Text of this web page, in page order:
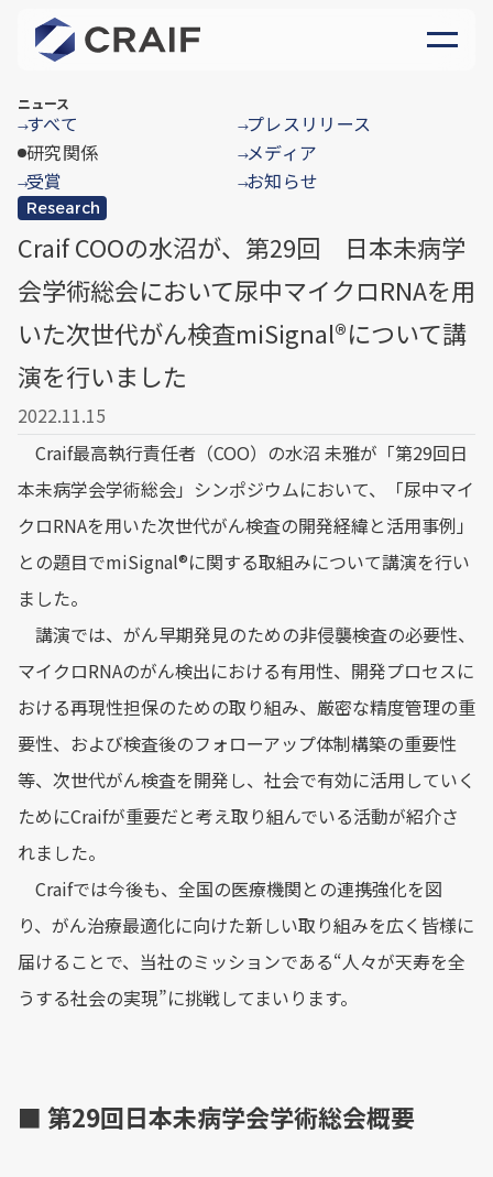
ニュース
→すべて →プレスリリース
研究関係
→メディア
→受賞 →お知らせ
Research
Craif COOの水沼が、第29回 日本未病学
会学術総会において尿中マイクロRNAを用
いた次世代がん検査miSignal®︎について講
演を行いました
2022.11.15
Craif最高執行責任者（COO）の水沼 未雅が「第29回日
本未病学会学術総会」シンポジウムにおいて、「尿中マイ
クロRNAを用いた次世代がん検査の開発経緯と活用事例」
との題目でmiSignal®︎に関する取組みについて講演を行い
ました。
講演では、がん早期発見のための非侵襲検査の必要性、
マイクロRNAのがん検出における有用性、開発プロセスに
おける再現性担保のための取り組み、厳密な精度管理の重
要性、および検査後のフォローアップ体制構築の重要性
等、次世代がん検査を開発し、社会で有効に活用していく
ためにCraifが重要だと考え取り組んでいる活動が紹介さ
れました。
Craifでは今後も、全国の医療機関との連携強化を図
り、がん治療最適化に向けた新しい取り組みを広く皆様に
届けることで、当社のミッションである“人々が天寿を全
うする社会の実現”に挑戦してまいります。
■ 第29回日本未病学会学術総会概要